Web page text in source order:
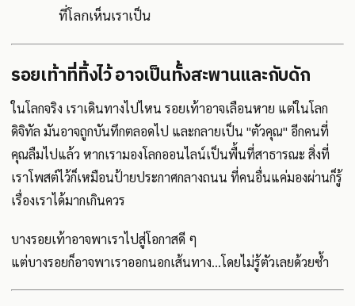
ที่โลกเห็นเราเป็น
รอยเท้าที่ทิ้งไว้ อาจเป็นทั้งสะพานและกับดัก
ในโลกจริง เราเดินทางไปไหน รอยเท้าอาจเลือนหาย แต่ในโลก
ดิจิทัล มันอาจถูกบันทึกตลอดไป และกลายเป็น "ตัวคุณ" อีกคนที่
คุณลืมไปแล้ว หากเรามองโลกออนไลน์เป็นพื้นที่สาธารณะ สิ่งที่
เราโพสต์ไว้ก็เหมือนป้ายประกาศกลางถนน ที่คนอื่นแค่มองผ่านก็รู้
เรื่องเราได้มากเกินควร
บางรอยเท้าอาจพาเราไปสู่โอกาสดี ๆ
แต่บางรอยก็อาจพาเราออกนอกเส้นทาง...โดยไม่รู้ตัวเลยด้วยซ้ำ